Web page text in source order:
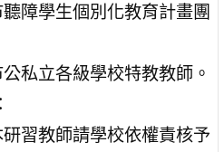
障學生個別化教育計畫團
私立各級學校特教教師。
習教師請學校依權責核予